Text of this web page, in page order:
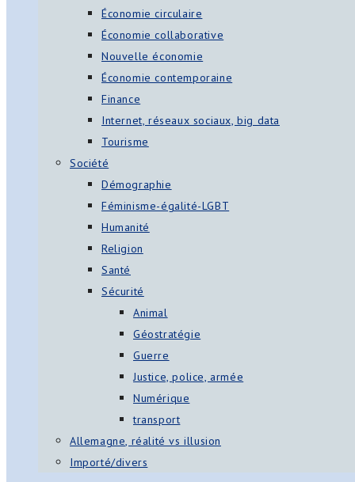
Économie circulaire
Économie collaborative
Nouvelle économie
Économie contemporaine
Finance
Internet, réseaux sociaux, big data
Tourisme
Société
Démographie
Féminisme-égalité-LGBT
Humanité
Religion
Santé
Sécurité
Animal
Géostratégie
Guerre
Justice, police, armée
Numérique
transport
Allemagne, réalité vs illusion
Importé/divers